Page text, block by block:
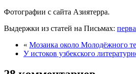
Фотографии с сайта Азиятерра.
Выдержки из статей на Письмах:
« Мозаика около Молодёжного
У истоков узбекского